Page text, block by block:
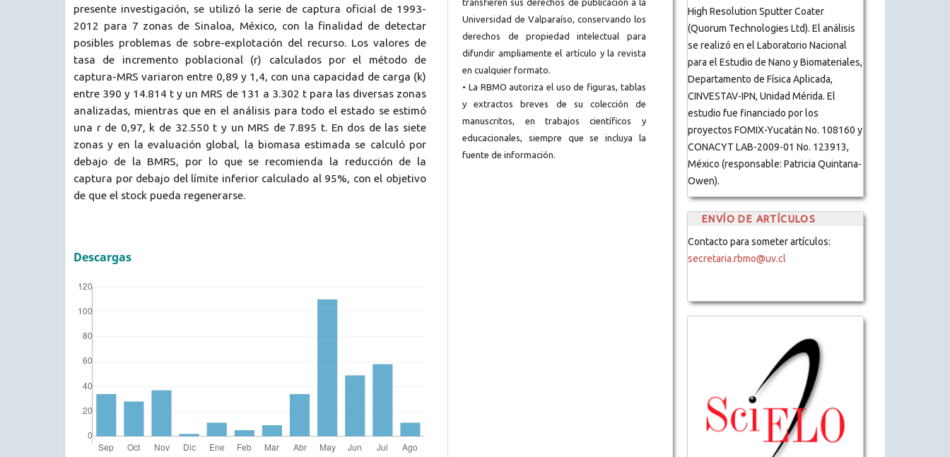
presente investigación, se utilizó la serie de captura oficial de 1993-
2012 para 7 zonas de Sinaloa, México, con la finalidad de detectar
posibles problemas de sobre-explotación del recurso. Los valores de
tasa de incremento poblacional (r) calculados por el método de
captura-MRS variaron entre 0,89 y 1,4, con una capacidad de carga (k)
entre 390 y 14.814 t y un MRS de 131 a 3.302 t para las diversas zonas
analizadas, mientras que en el análisis para todo el estado se estimó
una r de 0,97, k de 32.550 t y un MRS de 7.895 t. En dos de las siete
zonas y en la evaluación global, la biomasa estimada se calculó por
debajo de la BMRS, por lo que se recomienda la reducción de la
captura por debajo del límite inferior calculado al 95%, con el objetivo
de que el stock pueda regenerarse.
Descargas
Universidad de Valparaíso, conservando los
derechos de propiedad intelectual para
difundir ampliamente el artículo y la revista
en cualquier formato.
• La RBMO autoriza el uso de figuras, tablas
y extractos breves de su colección de
manuscritos, en trabajos científicos y
educacionales, siempre que se incluya la
fuente de información.
High Resolution Sputter Coater
(Quorum Technologies Ltd). El análisis
se realizó en el Laboratorio Nacional
para el Estudio de Nano y Biomateriales,
Departamento de Física Aplicada,
CINVESTAV-IPN, Unidad Mérida. El
estudio fue financiado por los
proyectos FOMIX-Yucatán No. 108160 y
CONACYT LAB-2009-01 No. 123913,
México (responsable: Patricia Quintana-
Owen).
ENVÍO DE ARTÍCULOS
Contacto para someter artículos:
secretaria.rbmo@uv.cl